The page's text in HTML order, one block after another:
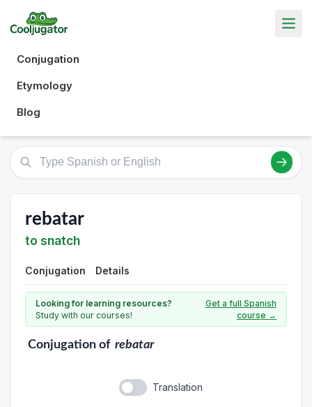
Conjugation
Etymology
Blog
rebatar
to snatch
Conjugation Details
Looking for learning resources?
Study with our courses!
Get a full Spanish
course →
Conjugationof rebatar
Translation